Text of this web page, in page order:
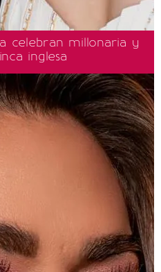
celebran millonaria y
inglesa